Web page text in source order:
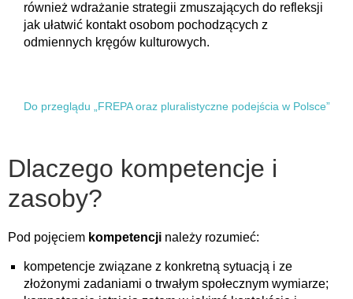
również wdrażanie strategii zmuszających do refleksji
jak ułatwić kontakt osobom pochodzących z
odmiennych kręgów kulturowych.
Do przeglądu „FREPA oraz pluralistyczne podejścia w Polsce”
Dlaczego kompetencje i
zasoby?
Pod pojęciem kompetencji należy rozumieć:
kompetencje związane z konkretną sytuacją i ze
złożonymi zadaniami o trwałym społecznym wymiarze;